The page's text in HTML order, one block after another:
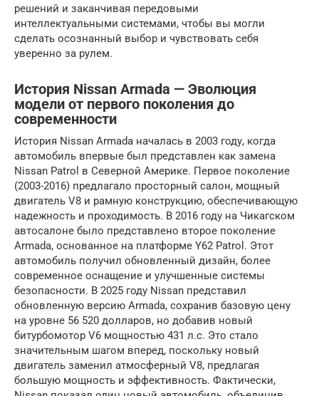
решений и заканчивая передовыми
интеллектуальными системами, чтобы вы могли
сделать осознанный выбор и чувствовать себя
уверенно за рулем.
История Nissan Armada — Эволюция
модели от первого поколения до
современности
История Nissan Armada началась в 2003 году, когда
автомобиль впервые был представлен как замена
Nissan Patrol в Северной Америке. Первое поколение
(2003-2016) предлагало просторный салон, мощный
двигатель V8 и рамную конструкцию, обеспечивающую
надежность и проходимость. В 2016 году на Чикагском
автосалоне было представлено второе поколение
Armada, основанное на платформе Y62 Patrol. Этот
автомобиль получил обновленный дизайн, более
современное оснащение и улучшенные системы
безопасности. В 2025 году Nissan представил
обновленную версию Armada, сохранив базовую цену
на уровне 56 520 долларов, но добавив новый
битурбомотор V6 мощностью 431 л.с. Это стало
значительным шагом вперед, поскольку новый
двигатель заменил атмосферный V8, предлагая
большую мощность и эффективность. Фактически,